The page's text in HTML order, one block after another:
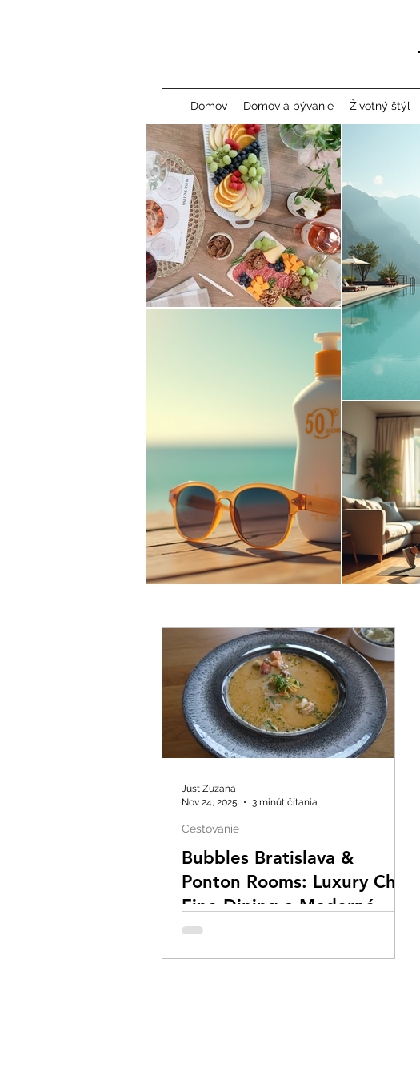
Domov Domov a bývanie Životný štýl
Bubbles Bratislava &
Ponton Rooms: Luxury Chic
Fine Dining a Moderné
Ubytovanie pri Dunaji
Cestovanie
Just Zuzana
Nov 24, 2025
3 minút čítania